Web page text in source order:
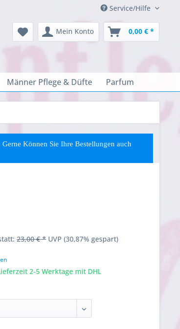
Service/Hilfe
Mein Konto 0,00 € *
Männer Pflege & Düfte Parfum
Können Sie Ihre Bestellungen auch
23,00 € *UVP(30,87% gespart)
2-5 Werktage mit DHL